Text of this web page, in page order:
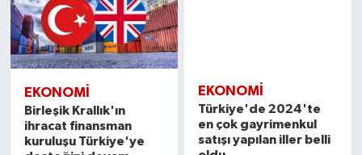
EKONOMİ
Birleşik Krallık'ın
ihracat finansman
kuruluşu Türkiye'ye
EKONOMİ
Türkiye'de 2024'te
en çok gayrimenkul
satışı yapılan iller belli